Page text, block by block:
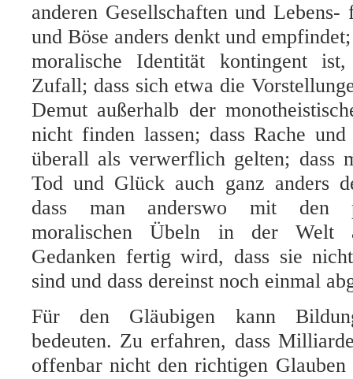
anderen Gesellschaften und
und Böse anders denkt und
moralische Identität kontingent
Zufall; dass sich etwa die
Demut außerhalb der
nicht finden lassen; dass Rache
überall als verwerflich gelten; dass
Tod und Glück auch ganz anders
dass man anderswo mit den
moralischen Übeln in der Welt
Gedanken fertig wird, dass sie
sind und dass dereinst noch einmal
Für den Gläubigen kann
bedeuten. Zu erfahren, dass
offenbar nicht den richtigen Glauben